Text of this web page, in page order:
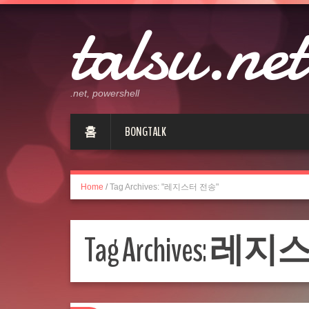
talsu.net
.net, powershell
홈 BONGTALK
Home / Tag Archives: "레지스터 전송"
Tag Archives:레지